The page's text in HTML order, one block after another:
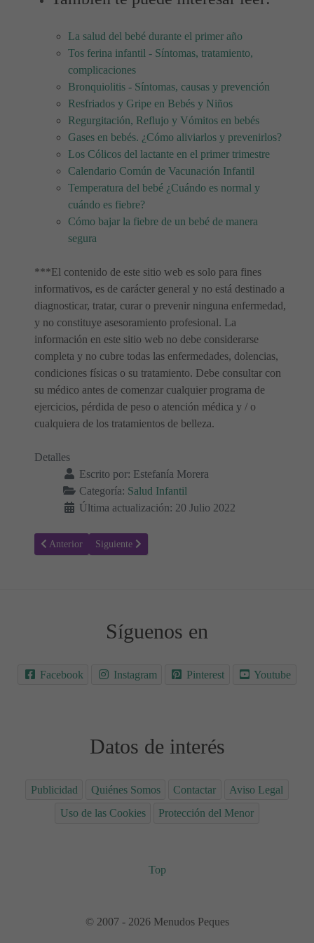
La salud del bebé durante el primer año
Tos ferina infantil - Síntomas, tratamiento,
complicaciones
Bronquiolitis - Síntomas, causas y prevención
Resfriados y Gripe en Bebés y Niños
Regurgitación, Reflujo y Vómitos en bebés
Gases en bebés. ¿Cómo aliviarlos y prevenirlos?
Los Cólicos del lactante en el primer trimestre
Calendario Común de Vacunación Infantil
Temperatura del bebé ¿Cuándo es normal y
cuándo es fiebre?
Cómo bajar la fiebre de un bebé de manera
segura
***El contenido de este sitio web es solo para fines
informativos, es de carácter general y no está destinado a
diagnosticar, tratar, curar o prevenir ninguna enfermedad,
y no constituye asesoramiento profesional. La
información en este sitio web no debe considerarse
completa y no cubre todas las enfermedades, dolencias,
condiciones físicas o su tratamiento. Debe consultar con
su médico antes de comenzar cualquier programa de
ejercicios, pérdida de peso o atención médica y / o
cualquiera de los tratamientos de belleza.
Detalles
Escrito por: Estefanía Morera
Categoría: Salud Infantil
Última actualización: 20 Julio 2022
Artículo anterior: Mi bebé babea mucho, ¿Es normal?
Anterior Artículo siguiente: ¿Por qué los bebés lloran más por
Siguiente
Síguenos en
Facebook Instagram Pinterest Youtube
Datos de interés
Publicidad Quiénes Somos Contactar
Aviso Legal
Uso de las Cookies
Protección del Menor
Top
© 2007 - 2026 Menudos Peques